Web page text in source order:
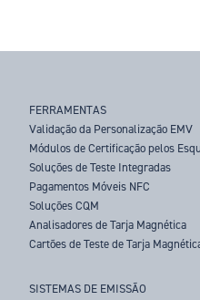
FERRAMENTAS
Validação da Personalização EMV
Módulos de Certificação pelos
Soluções de Teste Integradas
Pagamentos Móveis NFC
Soluções CQM
Analisadores de Tarja Magnética
Cartões de Teste de Tarja
SISTEMAS DE EMISSÃO